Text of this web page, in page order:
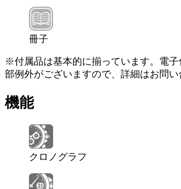
冊子
※付属品は基本的に揃っています。電子
部例外がございますので、詳細はお問い
機能
クロノグラフ